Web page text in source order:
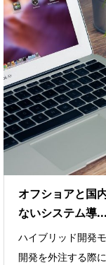
オフショアと国
ないシステム導...
ハイブリッド開発
開発を外注する際